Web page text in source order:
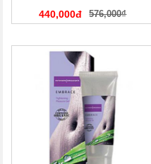
440,000đ 576,000₫